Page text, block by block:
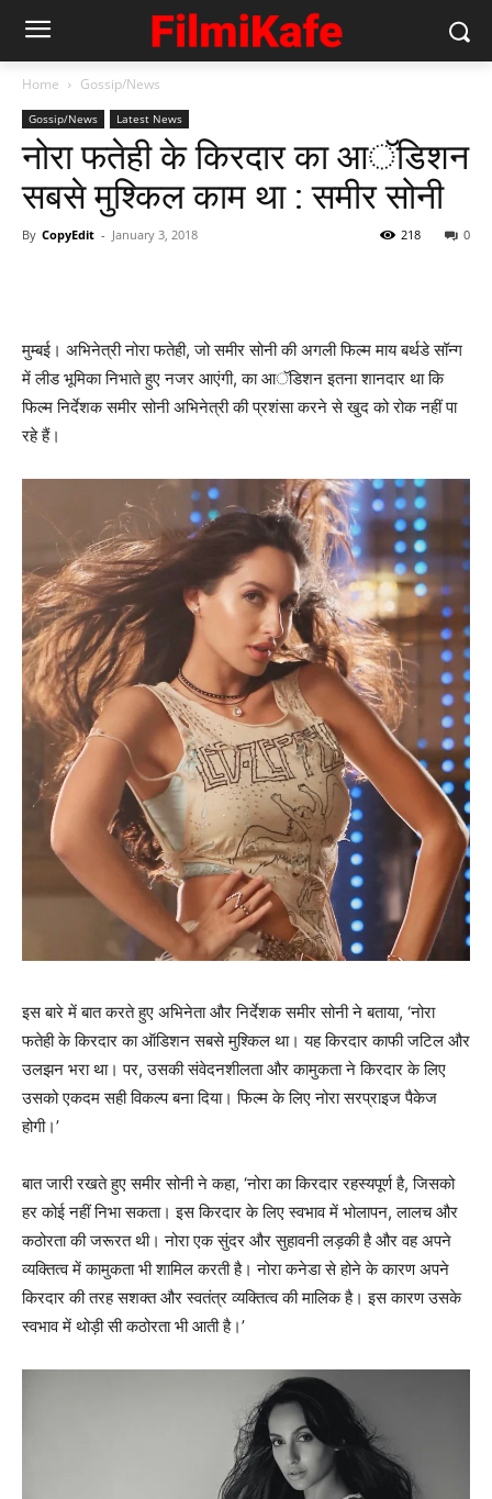
Home Gossip/News
Gossip/News Latest News
नोरा फतेही के किरदार का आॅडिशन
सबसे मुश्किल काम था : समीर सोनी
By CopyEdit - January 3, 2018 0
218
मुम्बई। अभिनेत्री नोरा फतेही, जो समीर सोनी की अगली फिल्म माय बर्थडे सॉन्ग
में लीड भूमिका निभाते हुए नजर आएंगी, का आॅडिशन इतना शानदार था कि
फिल्म निर्देशक समीर सोनी अभिनेत्री की प्रशंसा करने से खुद को रोक नहीं पा
रहे हैं।
इस बारे में बात करते हुए अभिनेता और निर्देशक समीर सोनी ने बताया, ‘नोरा
फतेही के किरदार का ऑडिशन सबसे मुश्किल था। यह किरदार काफी जटिल और
उलझन भरा था। पर, उसकी संवेदनशीलता और कामुकता ने किरदार के लिए
उसको एकदम सही विकल्प बना दिया। फिल्म के लिए नोरा सरप्राइज पैकेज
होगी।’
बात जारी रखते हुए समीर सोनी ने कहा, ‘नोरा का किरदार रहस्यपूर्ण है, जिसको
हर कोई ​नहीं निभा सकता। इस किरदार के लिए स्वभाव में भोलापन, लालच और
कठोरता की जरूरत थी। नोरा एक सुंदर और सुहावनी लड़की है और वह अपने
व्यक्तित्व में कामुकता भी शामिल करती है। नोरा कनेडा से होने के कारण अपने
किरदार की तरह सशक्त और स्वतंत्र व्यक्तित्व की मालिक है। इस कारण उसके
स्वभाव में थोड़ी सी कठोरता भी आती है।’